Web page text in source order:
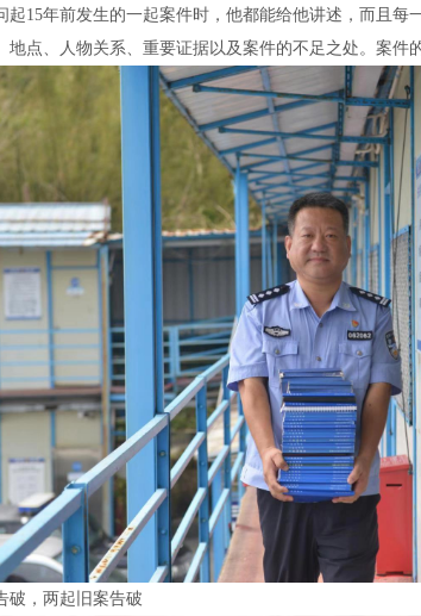
起15年前发生的一起案件时，他都能给他讲述，而且每
地点、人物关系、重要证据以及案件的不足之处。案件
破，两起旧案告破